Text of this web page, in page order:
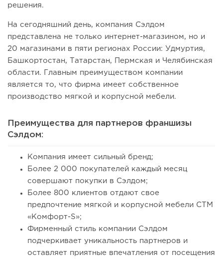
решения.
На сегодняшний день, компания Сэлдом
представлена не только интернет-магазином, но и
20 магазинами в пяти регионах России: Удмуртия,
Башкортостан, Татарстан, Пермская и Челябинская
области. Главным преимуществом компании
является то, что фирма имеет собственное
производство мягкой и корпусной мебели.
Преимущества для партнеров франшизы ​​
Сэлдом:
Компания имеет сильный бренд;
Более 2 000 покупателей каждый месяц
совершают покупки в Сэлдом;
Более 800 клиентов отдают свое
предпочтение мягкой и корпусной мебели СТМ
«Комфорт-S»;
Фирменный стиль компании Сэлдом
подчеркивает уникальность партнеров и
оставляет приятные впечатления от посещения